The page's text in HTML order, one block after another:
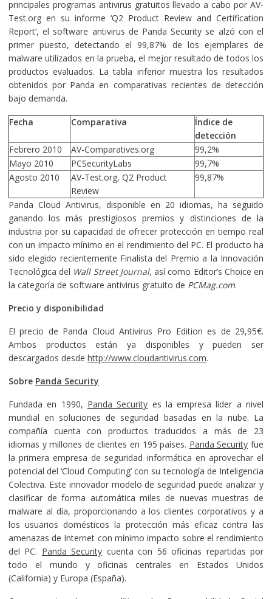
principales programas antivirus gratuitos llevado a cabo por AV-
Test.org en su informe ‘Q2 Product Review and Certification
Report’, el software antivirus de Panda Security se alzó con el
primer puesto, detectando el 99,87% de los ejemplares de
malware utilizados en la prueba, el mejor resultado de todos los
productos evaluados. La tabla inferior muestra los resultados
obtenidos por Panda en comparativas recientes de detección
bajo demanda.
Fecha Comparativa
Índice de
detección
Febrero 2010
AV-Comparatives.org
99,2%
Mayo 2010
PCSecurityLabs
99,7%
Agosto 2010
AV-Test.org, Q2 Product
Review
99,87%
Panda Cloud Antivirus, disponible en 20 idiomas, ha seguido
ganando los más prestigiosos premios y distinciones de la
industria por su capacidad de ofrecer protección en tiempo real
con un impacto mínimo en el rendimiento del PC. El producto ha
sido elegido recientemente Finalista del Premio a la Innovación
Tecnológica del Wall Street Journal, así como Editor’s Choice en
la categoría de software antivirus gratuito de PCMag.com.
Precio y disponibilidad
El precio de Panda Cloud Antivirus Pro Edition es de 29,95€.
Ambos productos están ya disponibles y pueden ser
descargados desde http://www.cloudantivirus.com.
Sobre Panda Security
Fundada en 1990, Panda Security es la empresa líder a nivel
mundial en soluciones de seguridad basadas en la nube. La
compañía cuenta con productos traducidos a más de 23
idiomas y millones de clientes en 195 países. Panda Security fue
la primera empresa de seguridad informática en aprovechar el
potencial del ‘Cloud Computing’ con su tecnología de Inteligencia
Colectiva. Este innovador modelo de seguridad puede analizar y
clasificar de forma automática miles de nuevas muestras de
malware al día, proporcionando a los clientes corporativos y a
los usuarios domésticos la protección más eficaz contra las
amenazas de Internet con mínimo impacto sobre el rendimiento
del PC. Panda Security cuenta con 56 oficinas repartidas por
todo el mundo y oficinas centrales en Estados Unidos
(California) y Europa (España).